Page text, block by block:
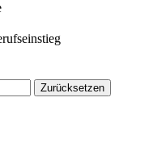
Zurücksetzen